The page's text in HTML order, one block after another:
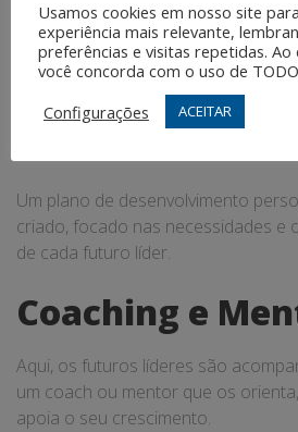
talento atual da empresa para
potencial de liderança.
Planejamento de
Um plano de desenvolvimento
criado, focado nas necessidades e
de cada futuro líder.
Coaching e
Aqui, os futuros líderes são
um coach ou mentor que os
apoia o seu crescimento.
Usamos cookies em nosso site
experiência mais relevante,
preferências e visitas repetidas. Ao
você concorda com o uso de
Configurações
ACEITAR